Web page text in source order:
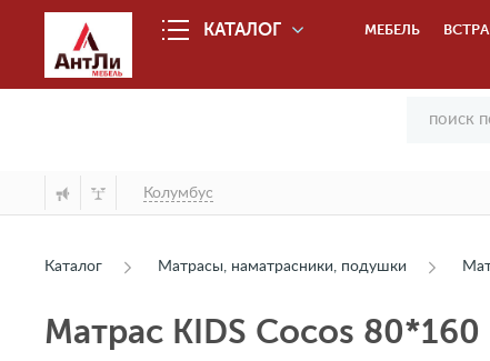
КАТАЛОГ МЕБЕЛЬ
Колумбус
Каталог Матрасы, наматрасники, подушки
Матрас KIDS Cocos 80*160